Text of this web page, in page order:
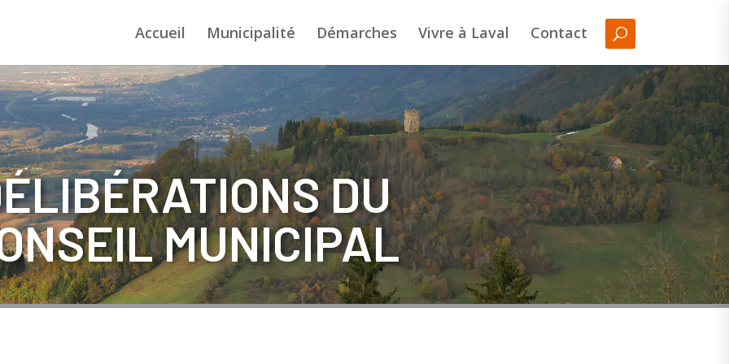
Accueil Municipalité Démarches Vivre à Laval Contact
DU
MUNICIPAL